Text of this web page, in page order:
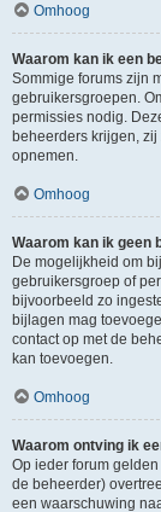
Omhoog
Waarom kan ik een
Sommige forums zijn
gebruikersgroepen.
permissies nodig.
beheerders krijgen,
opnemen.
Omhoog
Waarom kan ik geen
De mogelijkheid om
gebruikersgroep of
bijvoorbeeld zo
bijlagen mag
contact op met de
kan toevoegen.
Omhoog
Waarom ontving ik
Op ieder forum
de beheerder)
een waarschuwing